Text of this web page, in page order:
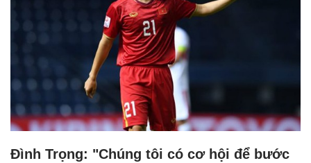
Đình Trọng: "Chúng tôi có cơ hội để bước